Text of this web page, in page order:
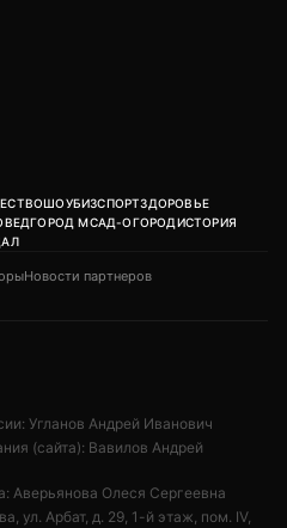
ШОУБИЗСПОРТЗДОРОВЬЕ
ГОРОД МСАД-ОГОРОДИСТОРИЯ
Новости партнеров
Угланов Андрей Иванович
(сайта): Вавилов Андрей
Аверьянова Олеся Сергеевна
ул. Арбат, д. 29, 1-й этаж, пом. IV,